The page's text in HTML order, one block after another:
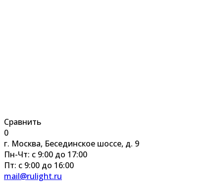
Сравнить
0
г. Москва, Бесединское шоссе, д. 9
Пн-Чт: с 9:00 до 17:00
Пт: с 9:00 до 16:00
mail@rulight.ru